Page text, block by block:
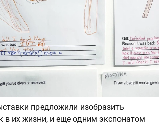
предложили изобразить
в их жизни, и еще одним экспонатом